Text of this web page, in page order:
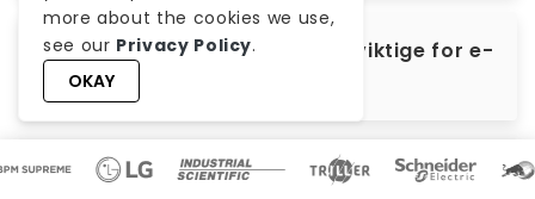
Hvorfor er Core Web Vitals viktige for e-
handelssider?
Bør et selskap sette ut sine e-
more about the cookies we use,
see our Privacy Policy.
OKAY